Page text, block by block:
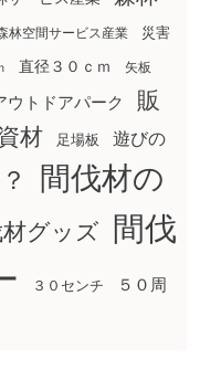
林空間サービス産業 災害
直径３０ｃｍ 矢板
ウトドアパーク
販
材 足場板 遊びの
間伐材の
材グッズ
間伐
３０センチ
５０周